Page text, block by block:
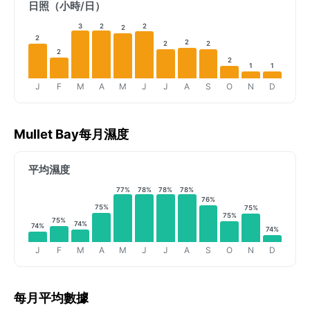
日照（小時/日）
2
J
2
F
3
M
2
A
2
M
2
J
2
J
2
A
2
S
2
O
1
N
1
D
Mullet Bay每月濕度
平均濕度
74%
J
75%
F
74%
M
75%
A
77%
M
78%
J
78%
J
78%
A
76%
S
75%
O
75%
N
74%
D
每月平均數據